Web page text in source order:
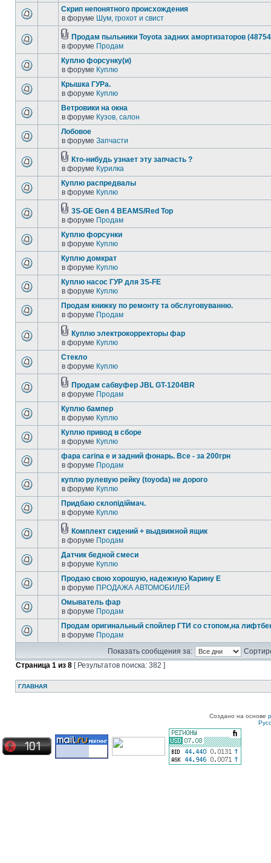
Скрип непонятного происхождения
в форуме Шум, грохот и свист
Продам пыльники Toyota задних амортизаторов
в форуме Продам
Куплю форсунку(и)
в форуме Куплю
Крышка ГУРа.
в форуме Куплю
Ветровики на окна
в форуме Кузов, салон
Лобовое
в форуме Запчасти
Кто-нибудь узнает эту запчасть ?
в форуме Курилка
Куплю распредвалы
в форуме Куплю
3S-GE Gen 4 BEAMS/Red Top
в форуме Продам
Куплю форсунки
в форуме Куплю
Куплю домкрат
в форуме Куплю
Куплю насос ГУР для 3S-FE
в форуме Куплю
Продам книжку по ремонту та обслуговуванню.
в форуме Продам
Куплю электрокорректоры фар
в форуме Куплю
Стекло
в форуме Куплю
Продам сабвуфер JBL GT-1204BR
в форуме Продам
Куплю бампер
в форуме Куплю
Куплю привод в сборе
в форуме Куплю
фара carina e и задний фонарь. Все - за 200грн
в форуме Продам
куплю рулевую рейку (toyoda) не дорого
в форуме Куплю
Придбаю склопідіймач.
в форуме Куплю
Комплект сидений + выдвижной ящик
в форуме Продам
Датчик бедной смеси
в форуме Куплю
Продаю свою хорошую, надежную Карину Е
в форуме ПРОДАЖА АВТОМОБИЛЕЙ
Омыватель фар
в форуме Продам
Продам оригинальный спойлер ГТИ со стопом,на
в форуме Продам
Показать сообщения за:
Страница 1 из 8 [ Результатов поиска: 382 ]
ГЛАВНАЯ
Создано на основе